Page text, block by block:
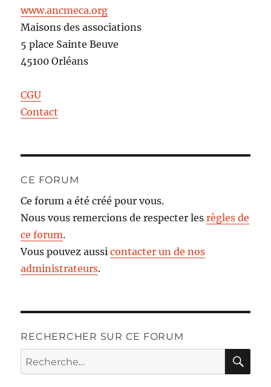
www.ancmeca.org
Maisons des associations
5 place Sainte Beuve
45100 Orléans
CGU
Contact
CE FORUM
Ce forum a été créé pour vous.
Nous vous remercions de respecter lesrègles de
ce forum.
Vous pouvez aussicontacter un de nos
administrateurs.
RECHERCHER SUR CE FORUM
Recherche
pour :